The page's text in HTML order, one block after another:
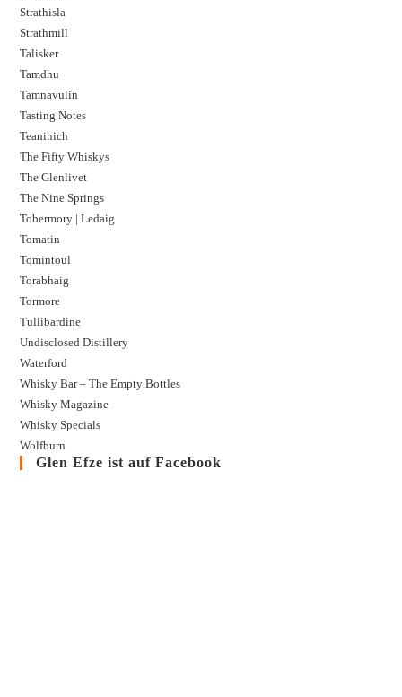
Strathisla
Strathmill
Talisker
Tamdhu
Tamnavulin
Tasting Notes
Teaninich
The Fifty Whiskys
The Glenlivet
The Nine Springs
Tobermory | Ledaig
Tomatin
Tomintoul
Torabhaig
Tormore
Tullibardine
Undisclosed Distillery
Waterford
Whisky Bar – The Empty Bottles
Whisky Magazine
Whisky Specials
Wolfburn
Glen Efze ist auf Facebook